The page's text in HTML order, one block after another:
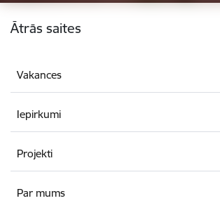
Kājene
Ātrās saites
Vakances
Iepirkumi
Projekti
Par mums